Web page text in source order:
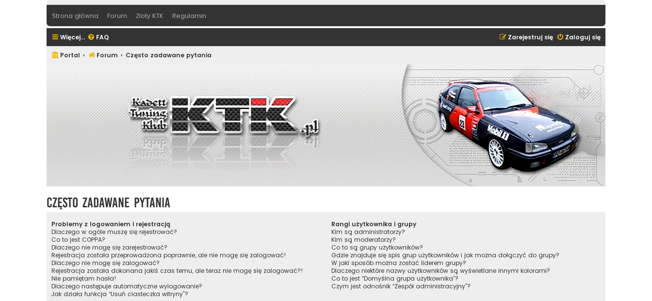
Strona główna Forum Zloty KTK Regulamin
Więcej… FAQ Zaloguj się
Zarejestruj się
Portal Forum Często zadawane pytania
Często zadawane pytania
Problemy z logowaniem i rejestracją
Dlaczego w ogóle muszę się rejestrować?
Co to jest COPPA?
Dlaczego nie mogę się zarejestrować?
Rejestracja została przeprowadzona poprawnie, ale nie mogę się zalogować!
Dlaczego nie mogę się zalogować?
Rejestracja została dokonana jakiś czas temu, ale teraz nie mogę się zalogować?!
Nie pamiętam hasła!
Dlaczego następuje automatyczne wylogowanie?
Jak działa funkcja “Usuń ciasteczka witryny”?
Rangi użytkownika i grupy
Kim są administratorzy?
Kim są moderatorzy?
Co to są grupy użytkowników?
Gdzie znajduje się spis grup użytkowników i jak można dołączyć do grupy?
W jaki sposób można zostać liderem grupy?
Dlaczego niektóre nazwy użytkowników są wyświetlane innymi kolorami?
Co to jest “Domyślna grupa użytkownika”?
Czym jest odnośnik “Zespół administracyjny”?